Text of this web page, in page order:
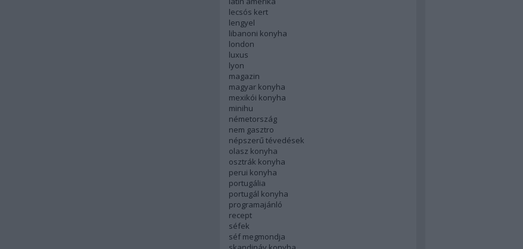
lecsós kert
lengyel
libanoni konyha
london
luxus
lyon
magazin
magyar konyha
mexikói konyha
minihu
németország
nem gasztro
népszerű tévedések
olasz konyha
osztrák konyha
perui konyha
portugália
portugál konyha
programajánló
recept
séfek
séf megmondja